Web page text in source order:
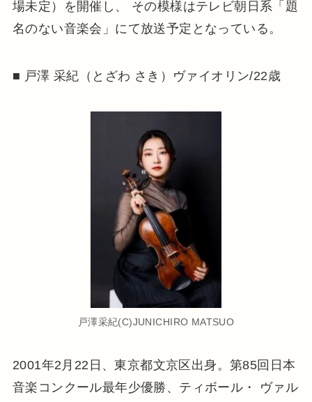
場未定）を開催し、 その模様はテレビ朝日系「題
名のない音楽会」にて放送予定となっている。
■ 戸澤 采紀（とざわ さき）ヴァイオリン/22歳
戸澤采紀(C)JUNICHIRO MATSUO
2001年2月22日、東京都文京区出身。第85回日本
音楽コンクール最年少優勝、ティボール・ ヴァル